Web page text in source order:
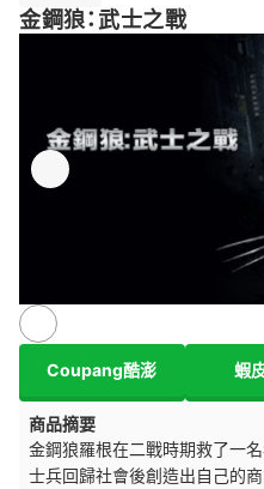
金鋼狼：武士之戰
Coupang酷澎 蝦
商品摘要
金鋼狼羅根在二戰時期救了一
士兵回歸社會後創造出自己的